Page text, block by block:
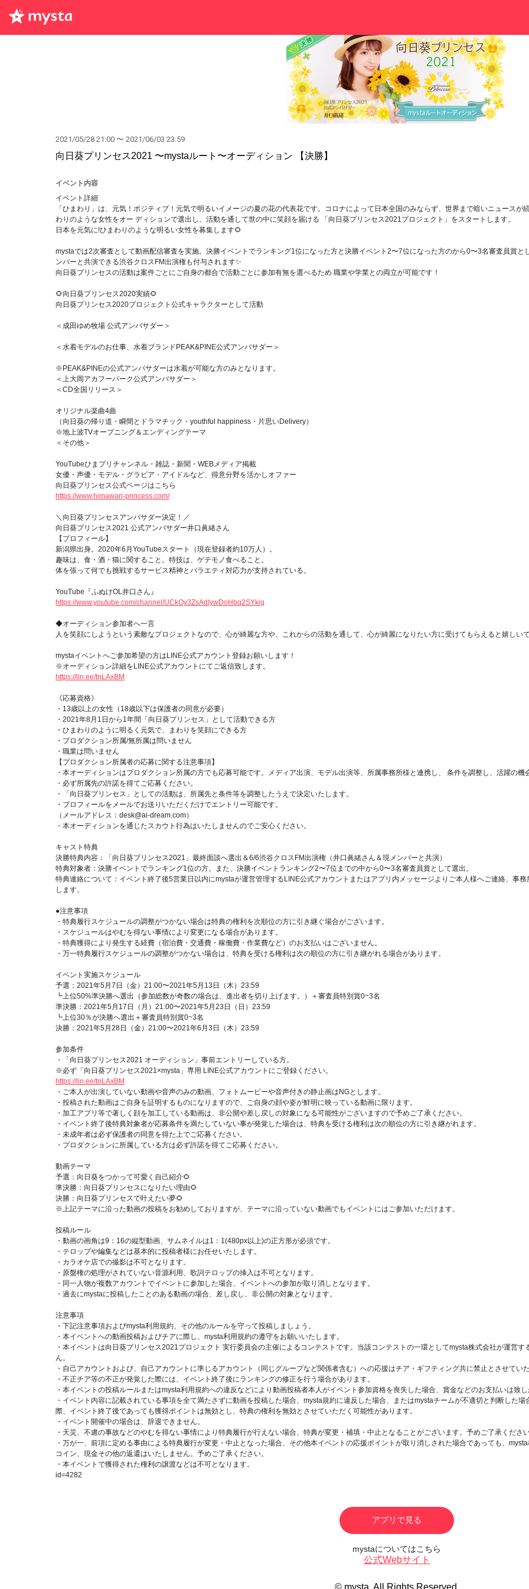
2021/05/28 21:00 〜 2021/06/03 23:59
向日葵プリンセス2021 〜mystaルート〜オーディション 【決勝】
イベント内容
イベント詳細
「ひまわり」は、元気！ポジティブ！元気で明るいイメージの夏の花の代表花です。コロナによって日本全国のみならず、世界まで暗いニュース
わりのような女性をオー ディションで選出し、活動を通して世の中に笑顔を届ける 「向日葵プリンセス2021プロジェクト」をスタートします。
日本を元気に!ひまわりのような明るい女性を募集します🌻
mystaでは2次審査として動画配信審査を実施。決勝イベントでランキング1位になった方と決勝イベント2〜7位になった方のから0〜3名審査員賞
ンバーと共演できる渋谷クロスFM出演権も付与されます✨
向日葵プリンセスの活動は案件ごとにご自身の都合で活動ごとに参加有無を選べるため 職業や学業との両立が可能です！
🌻向日葵プリンセス2020実績🌻
向日葵プリンセス2020プロジェクト公式キャラクターとして活動
＜成田ゆめ牧場 公式アンバサダー＞
＜水着モデルのお仕事、水着ブランドPEAK&PINE公式アンバサダー＞
※PEAK&PINEの公式アンバサダーは水着が可能な方のみとなります。
＜上大岡アカフーパーク公式アンバサダー＞
＜CD全国リリース＞
オリジナル楽曲4曲
（向日葵の帰り道・瞬間とドラマチック・youthful happiness・片思いDelivery）
※地上波TVオープニング＆エンディングテーマ
＜その他＞
YouTubeひまプリチャンネル・雑誌・新聞・WEBメディア掲載
女優・声優・モデル・グラビア・アイドルなど、得意分野を活かしオファー
向日葵プリンセス公式ページはこちら
https://www.himawari-princess.com/
＼向日葵プリンセスアンバサダー決定！／
向日葵プリンセス2021 公式アンバサダー井口眞緒さん
【プロフィール】
新潟県出身。2020年6月YouTubeスタート（現在登録者約10万人）。
趣味は、食・酒・猫に関すること。特技は、ゲテモノ食べること。
体を張って何でも挑戦するサービス精神とバラエティ対応力が支持されている。
YouTube『ふぬけOL井口さん』
https://www.youtube.com/channel/UCkOy3ZsAdIywDoHbq2SYkig
◆オーディション参加者へ一言
人を笑顔にしようという素敵なプロジェクトなので、心が綺麗な方や、これからの活動を通して、心が綺麗になりたい方に受けてもらえると嬉しいで
mystaイベントへご参加希望の方はLINE公式アカウント登録お願いします！
※オーディション詳細をLINE公式アカウントにてご返信致します。
https://lin.ee/tnLAxBM
《応募資格》
・13歳以上の女性（18歳以下は保護者の同意が必要）
・2021年8月1日から1年間「向日葵プリンセス」として活動できる方
・ひまわりのように明るく元気で、まわりを笑顔にできる方
・プロダクション所属/無所属は問いません
・職業は問いません
【プロダクション所属者の応募に関する注意事項】
・本オーディションはプロダクション所属の方でも応募可能です。メディア出演、モデル出演等、所属事務所様と連携し、 条件を調整し、活躍の機
・必ず所属先の許諾を得てご応募ください。
・「向日葵プリンセス」としての活動は、所属先と条件等を調整したうえで決定いたします。
・プロフィールをメールでお送りいただくだけでエントリー可能です。
（メールアドレス：desk@ai-dream.com）
・本オーディションを通じたスカウト行為はいたしませんのでご安心ください。
キャスト特典
決勝特典内容：「向日葵プリンセス2021」最終面談へ選出＆6/6渋谷クロスFM出演権（井口眞緒さん＆現メンバーと共演）
特典対象者：決勝イベントでランキング1位の方。また、決勝イベントランキング2〜7位までの中から0〜3名審査員賞として選出。
特典連絡について：イベント終了後5営業日以内にmystaが運営管理するLINE公式アカウントまたはアプリ内メッセージよりご本人様へご連絡、事
します。
●注意事項
・特典履行スケジュールの調整がつかない場合は特典の権利を次順位の方に引き継ぐ場合がございます。
・スケジュールはやむを得ない事情により変更になる場合があります。
・特典獲得により発生する経費（宿泊費・交通費・稼働費・作業費など）のお支払いはございません。
・万一特典履行スケジュールの調整がつかない場合は、特典を受ける権利は次の順位の方に引き継がれる場合があります。
イベント実施スケジュール
予選：2021年5月7日（金）21:00〜2021年5月13日（木）23:59
┗上位50%準決勝へ選出（参加総数が奇数の場合は、進出者を切り上げます。）＋審査員特別賞0~3名
準決勝：2021年5月17日（月）21:00〜2021年5月23日（日）23:59
┗上位30％が決勝へ選出＋審査員特別賞0~3名
決勝：2021年5月28日（金）21:00〜2021年6月3日（木）23:59
参加条件
・「向日葵プリンセス2021 オーディション」事前エントリーしている方。
※必ず「向日葵プリンセス2021×mysta」専用 LINE公式アカウントにご登録ください。
https://lin.ee/tnLAxBM
・ご本人が出演していない動画や音声のみの動画、フォトムービーや音声付きの静止画はNGとします。
・投稿された動画はご自身を証明するものになりますので、ご自身の顔や姿が鮮明に映っている動画に限ります。
・加工アプリ等で著しく顔を加工している動画は、非公開や差し戻しの対象になる可能性がございますので予めご了承ください。
・イベント終了後特典対象者が応募条件を満たしていない事が発覚した場合は、特典を受ける権利は次の順位の方に引き継がれます。
・未成年者は必ず保護者の同意を得た上でご応募ください。
・プロダクションに所属している方は必ず許諾を得てご応募ください。
動画テーマ
予選：向日葵をつかって可愛く自己紹介🌻
準決勝：向日葵プリンセスになりたい理由🌻
決勝：向日葵プリンセスで叶えたい夢🌻
※上記テーマに沿った動画の投稿をお勧めしておりますが、テーマに沿っていない動画でもイベントにはご参加いただけます。
投稿ルール
・動画の画角は9：16の縦型動画、サムネイルは1：1(480px以上)の正方形が必須です。
・テロップや編集などは基本的に投稿者様にお任せいたします。
・カラオケ店での撮影は不可となります。
・原盤権の処理がされていない音源利用、歌詞テロップの挿入は不可となります。
・同一人物が複数アカウントでイベントに参加した場合、イベントへの参加が取り消しとなります。
・過去にmystaに投稿したことのある動画の場合、差し戻し、非公開の対象となります。
注意事項
・下記注意事項およびmysta利用規約、その他のルールを守って投稿しましょう。
・本イベントへの動画投稿およびチアに際し、mysta利用規約の遵守をお願いいたします。
・本イベントは向日葵プリンセス2021プロジェクト 実行委員会の主催によるコンテストです。当該コンテストの一環としてmysta株式会社が運営
ん。
・自己アカウントおよび、自己アカウントに準じるアカウント（同じグループなど関係者含む）への応援はチア・ギフティング共に禁止とさせていた
・不正チア等の不正が発覚した際には、イベント終了後にランキングの修正を行う場合があります。
・本イベントの投稿ルールまたはmysta利用規約への違反などにより動画投稿者本人がイベント参加資格を喪失した場合、賞金などのお支払いは致し
・イベント内容に記載されている事項を全て満たさずに動画を投稿した場合、mysta規約に違反した場合、またはmystaチームが不適切と判断した
際、イベント終了後であっても獲得ポイントは無効とし、特典の権利を無効とさせていただく可能性があります。
・イベント開催中の場合は、辞退できません。
・天災、不慮の事故などのやむを得ない事情により特典履行が行えない場合、特典が変更・補填・中止となることがございます。予めご了承ください
・万が一、前項に定める事由による特典履行が変更・中止となった場合、その他本イベントの応援ポイントが取り消しされた場合であっても、
コイン、現金その他の返還はいたしません。予めご了承ください。
・本イベントで獲得された権利の譲渡などは不可となります。
id=4282
アプリで見る
mystaについてはこちら
公式Webサイト
© mysta. All Rights Reserved.